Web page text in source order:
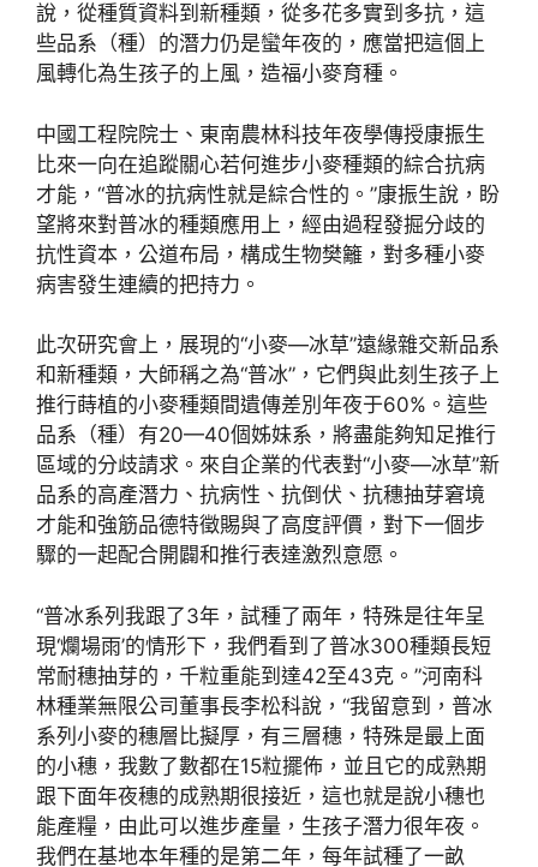
說，從種質資料到新種類，從多花多實到多抗，這
些品系（種）的潛力仍是蠻年夜的，應當把這個上
風轉化為生孩子的上風，造福小麥育種。
中國工程院院士、東南農林科技年夜學傳授康振生
比來一向在追蹤關心若何進步小麥種類的綜合抗病
才能，“普冰的抗病性就是綜合性的。”康振生說，盼
望將來對普冰的種類應用上，經由過程發掘分歧的
抗性資本，公道布局，構成生物樊籬，對多種小麥
病害發生連續的把持力。
此次研究會上，展現的“小麥—冰草”遠緣雜交新品系
和新種類，大師稱之為“普冰”，它們與此刻生孩子上
推行蒔植的小麥種類間遺傳差別年夜于60%。這些
品系（種）有20—40個姊妹系，將盡能夠知足推行
區域的分歧請求。來自企業的代表對“小麥—冰草”新
品系的高產潛力、抗病性、抗倒伏、抗穗抽芽窘境
才能和強筋品德特徵賜與了高度評價，對下一個步
驟的一起配合開闢和推行表達激烈意愿。
“普冰系列我跟了3年，試種了兩年，特殊是往年呈
現‘爛場雨’的情形下，我們看到了普冰300種類長短
常耐穗抽芽的，千粒重能到達42至43克。”河南科
林種業無限公司董事長李松科說，“我留意到，普冰
系列小麥的穗層比擬厚，有三層穗，特殊是最上面
的小穗，我數了數都在15粒擺佈，並且它的成熟期
跟下面年夜穗的成熟期很接近，這也就是說小穗也
能產糧，由此可以進步產量，生孩子潛力很年夜。
我們在基地本年種的是第二年，每年試種了一畝